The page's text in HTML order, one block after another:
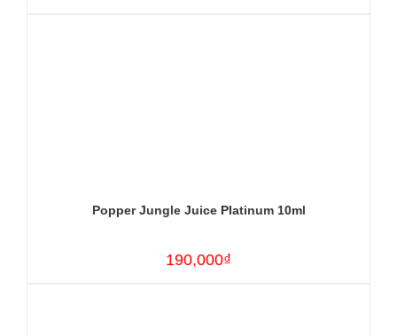
Popper Jungle Juice Platinum 10ml
190,000₫